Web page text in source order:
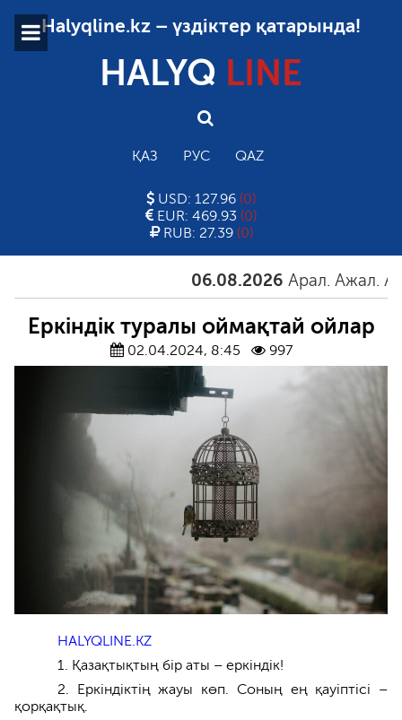
Halyqline.kz – үздіктер қатарында!
HALYQ LINE
ҚАЗ РУС QAZ
USD: 127.96 (0)
EUR: 469.93 (0)
RUB: 27.39 (0)
06.08.2026 Арал. Ажал. Айғақ
Еркіндік туралы оймақтай ойлар
02.04.2024, 8:45 997
HALYQLINE.KZ
1. Қазақтықтың бір аты – еркіндік!
2. Еркіндіктің жауы көп. Соның ең қауіптісі –
қорқақтық.